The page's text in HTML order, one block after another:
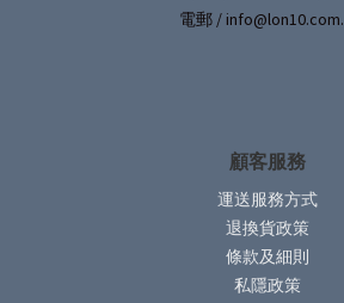
電郵 /
顧客服務
運送服務方式
退換貨政策
條款及細則
私隱政策